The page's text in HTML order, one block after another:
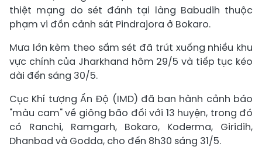
thiệt mạng do sét đánh tại làng Babudih thuộc
phạm vi đồn cảnh sát Pindrajora ở Bokaro.
Mưa lớn kèm theo sấm sét đã trút xuống nhiều khu
vực chính của Jharkhand hôm 29/5 và tiếp tục kéo
dài đến sáng 30/5.
Cục Khí tượng Ấn Độ (IMD) đã ban hành cảnh báo
"màu cam" về giông bão đối với 13 huyện, trong đó
có Ranchi, Ramgarh, Bokaro, Koderma, Giridih,
Dhanbad và Godda, cho đến 8h30 sáng 31/5.